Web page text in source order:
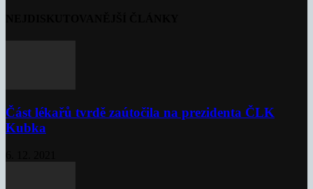
Část lékařů tvrdě zaútočila na prezidenta ČLK
Kubka